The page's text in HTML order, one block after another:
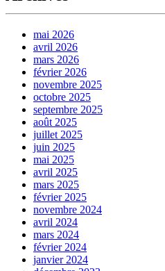
mai 2026
avril 2026
mars 2026
février 2026
novembre 2025
octobre 2025
septembre 2025
août 2025
juillet 2025
juin 2025
mai 2025
avril 2025
mars 2025
février 2025
novembre 2024
avril 2024
mars 2024
février 2024
janvier 2024